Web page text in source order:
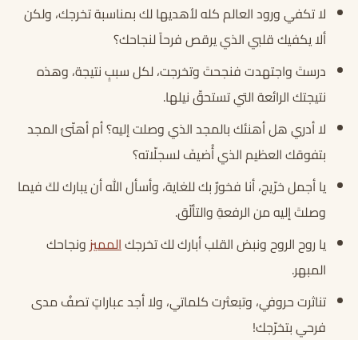
لا تكفي ورود العالم كله لأهديها لك بمناسبة تخرجك، ولكن
ألا يكفيك قلبي الذي يرقص فرحاً لنجاحك؟
درستَ واجتهدت فنجحتَ وتخرجت، لكل سببٍ نتيجة، وهذه
نتيجتك الرائعة التي تستحقّ نيلها.
لا أدري هل أهنئك بالمجد الذي وصلت إليه؟ أم أهنّئ المجد
بتفوقك العظيم الذي أُضيفَ لسجلّاته؟
يا أجمل خرّيج، أنا فخورٌ بك للغاية، وأسأل الله أن يبارك لكَ فيما
وصلتَ إليه من الرفعةِ والتألّق.
يا روح الروح ونبض القلب أبارك لك تخرجكالمميزونجاحك
المبهر.
تناثرت حروفي، وتبعثرت كلماتي، ولا أجد عباراتٍ تصفُ مدى
فرحي بتخرّجك!